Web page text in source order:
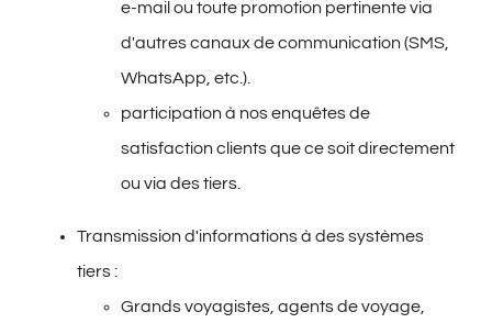
e-mail ou toute promotion pertinente via
d'autres canaux de communication (SMS,
WhatsApp, etc.).
participation à nos enquêtes de
satisfaction clients que ce soit directement
ou via des tiers.
Transmission d'informations à des systèmes
tiers :
Grands voyagistes, agents de voyage,